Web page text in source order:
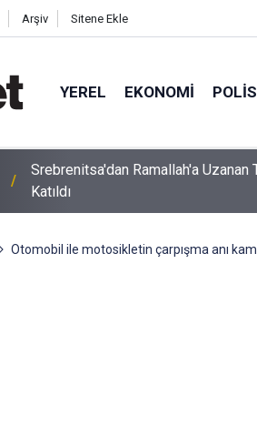
Arşiv Sitene Ekle
YEREL EKONOMI
Srebrenitsa'dan Ramallah'a Uzanan
Katıldı
Otomobil ile motosikletin çarpışma anı